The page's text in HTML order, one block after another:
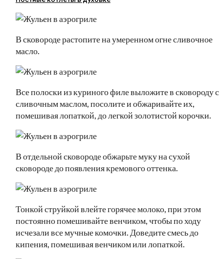
В сковороде растопите на умеренном огне сливочное
масло.
Все полоски из куриного филе выложите в сковороду
сливочным маслом, посолите и обжаривайте их,
помешивая лопаткой, до легкой золотистой корочки.
В отдельной сковороде обжарьте муку на сухой
сковороде до появления кремового оттенка.
Тонкой струйкой влейте горячее молоко, при этом
постоянно помешивайте венчиком, чтобы по ходу
исчезали все мучные комочки. Доведите смесь до
кипения, помешивая венчиком или лопаткой.